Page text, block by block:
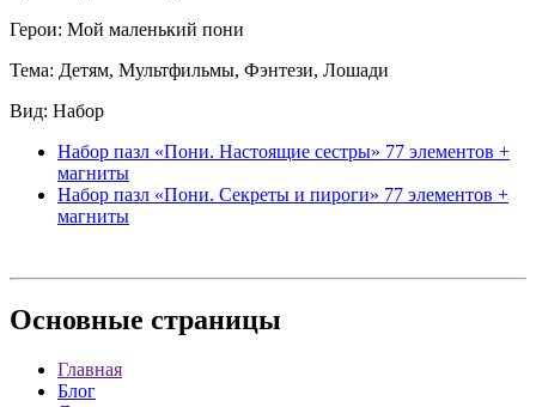
Герои: Мой маленький пони
Тема: Детям, Мультфильмы, Фэнтези, Лошади
Вид: Набор
Набор пазл «Пони. Настоящие сестры» 77 элементов +
магниты
Набор пазл «Пони. Секреты и пироги» 77 элементов +
магниты
Основные страницы
Главная
Блог